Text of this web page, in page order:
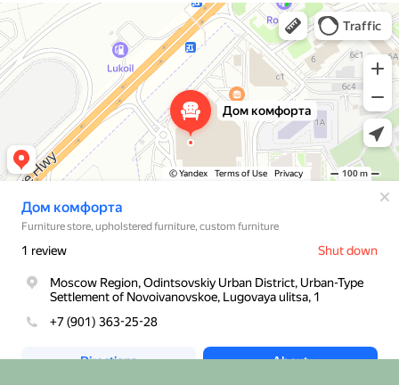
Дом комфорта
Магазин мебели в Москве и Московской области
Мягкая мебель в Москве и Московской области